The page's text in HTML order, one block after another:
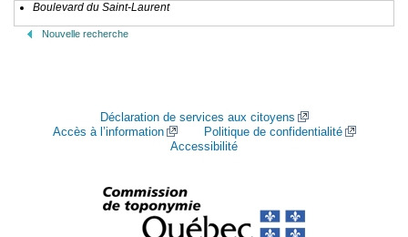
Boulevard du Saint-Laurent
Nouvelle recherche
Déclaration de services aux citoyens
Accès à l’information
Politique de confidentialité
Accessibilité